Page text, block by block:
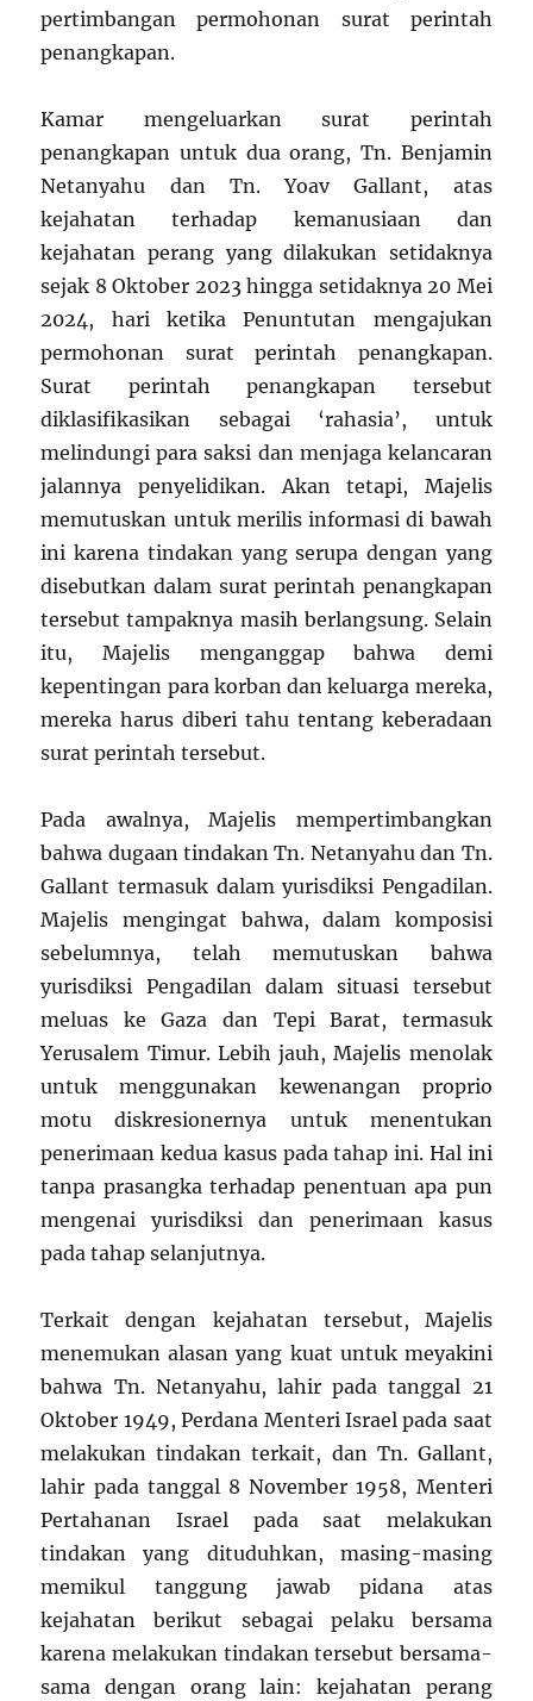
pertimbangan permohonan surat perintah
penangkapan.
Kamar mengeluarkan surat perintah
penangkapan untuk dua orang, Tn. Benjamin
Netanyahu dan Tn. Yoav Gallant, atas
kejahatan terhadap kemanusiaan dan
kejahatan perang yang dilakukan setidaknya
sejak 8 Oktober 2023 hingga setidaknya 20 Mei
2024, hari ketika Penuntutan mengajukan
permohonan surat perintah penangkapan.
Surat perintah penangkapan tersebut
diklasifikasikan sebagai ‘rahasia’, untuk
melindungi para saksi dan menjaga kelancaran
jalannya penyelidikan. Akan tetapi, Majelis
memutuskan untuk merilis informasi di bawah
ini karena tindakan yang serupa dengan yang
disebutkan dalam surat perintah penangkapan
tersebut tampaknya masih berlangsung. Selain
itu, Majelis menganggap bahwa demi
kepentingan para korban dan keluarga mereka,
mereka harus diberi tahu tentang keberadaan
surat perintah tersebut.
Pada awalnya, Majelis mempertimbangkan
bahwa dugaan tindakan Tn. Netanyahu dan Tn.
Gallant termasuk dalam yurisdiksi Pengadilan.
Majelis mengingat bahwa, dalam komposisi
sebelumnya, telah memutuskan bahwa
yurisdiksi Pengadilan dalam situasi tersebut
meluas ke Gaza dan Tepi Barat, termasuk
Yerusalem Timur. Lebih jauh, Majelis menolak
untuk menggunakan kewenangan proprio
motu diskresionernya untuk menentukan
penerimaan kedua kasus pada tahap ini. Hal ini
tanpa prasangka terhadap penentuan apa pun
mengenai yurisdiksi dan penerimaan kasus
pada tahap selanjutnya.
Terkait dengan kejahatan tersebut, Majelis
menemukan alasan yang kuat untuk meyakini
bahwa Tn. Netanyahu, lahir pada tanggal 21
Oktober 1949, Perdana Menteri Israel pada saat
melakukan tindakan terkait, dan Tn. Gallant,
lahir pada tanggal 8 November 1958, Menteri
Pertahanan Israel pada saat melakukan
tindakan yang dituduhkan, masing-masing
memikul tanggung jawab pidana atas
kejahatan berikut sebagai pelaku bersama
karena melakukan tindakan tersebut bersama-
sama dengan orang lain: kejahatan perang